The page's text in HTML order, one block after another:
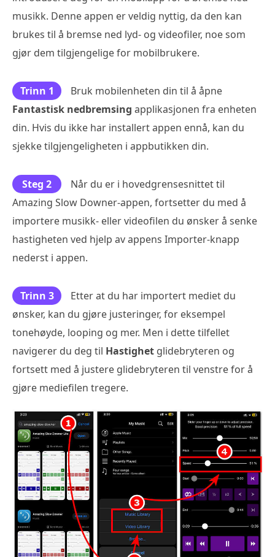
musikk. Denne appen er veldig nyttig, da den kan
brukes til å bremse ned lyd- og videofiler, noe som
gjør dem tilgjengelige for mobilbrukere.
Trinn 1
Bruk mobilenheten din til å åpne
Fantastisk nedbremsing applikasjonen fra enheten
din. Hvis du ikke har installert appen ennå, kan du
sjekke tilgjengeligheten i appbutikken din.
Steg 2
Når du er i hovedgrensesnittet til
Amazing Slow Downer-appen, fortsetter du med å
importere musikk- eller videofilen du ønsker å senke
hastigheten ved hjelp av appens Importer-knapp
nederst i appen.
Trinn 3
Etter at du har importert mediet du
ønsker, kan du gjøre justeringer, for eksempel
tonehøyde, looping og mer. Men i dette tilfellet
navigerer du deg til Hastighet glidebryteren og
fortsett med å justere glidebryteren til venstre for å
gjøre mediefilen tregere.